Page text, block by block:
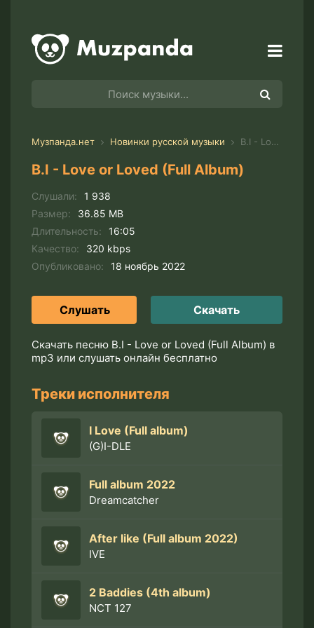
Музпанда.нет Новинки русской музыки B.I - Love or Loved (Full Album)
B.I - Love or Loved (Full Album)
Слушали:
1 938
Размер:
36.85 MB
Длительность:
16:05
Качество:
320 kbps
Опубликовано:
18 ноябрь 2022
Слушать Скачать
Скачать песню B.I - Love or Loved (Full Album) в
mp3 или слушать онлайн бесплатно
Треки исполнителя
I Love (Full album)
(G)I-DLE
Full album 2022
Dreamcatcher
After like (Full album 2022)
IVE
2 Baddies (4th album)
NCT 127